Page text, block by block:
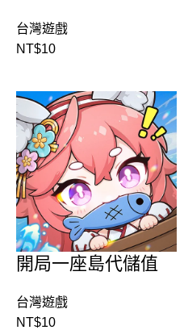
台灣遊戲
NT$10
開局一座島代儲值
台灣遊戲
NT$10